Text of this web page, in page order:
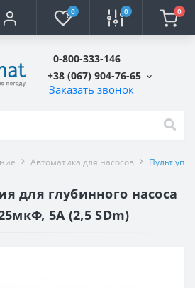
0 0 0
0-800-333-146
+38 (067) 904-76-65
Заказать звонок
Автоматика для насосов Пульт
для глубинного насоса
5А (2,5 SDm)